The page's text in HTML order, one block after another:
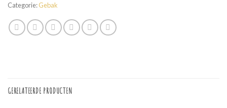
Categorie:Gebak
GERELATEERDE PRODUCTEN